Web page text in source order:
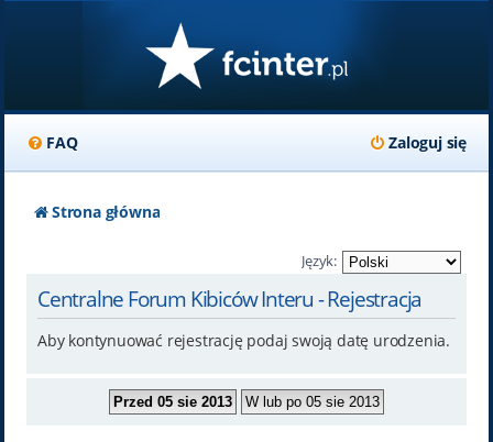
FAQ Zaloguj się
Strona główna
Język:
Centralne Forum Kibiców Interu - Rejestracja
Aby kontynuować rejestrację podaj swoją datę urodzenia.